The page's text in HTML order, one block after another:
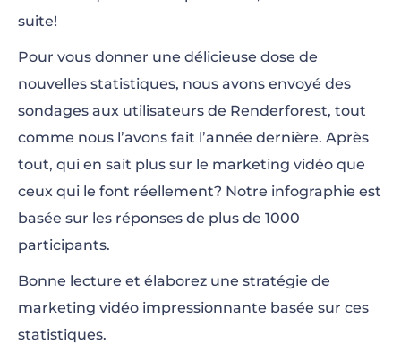
suite!
Pour vous donner une délicieuse dose de
nouvelles statistiques, nous avons envoyé des
sondages aux utilisateurs de Renderforest, tout
comme nous l’avons fait l’année dernière. Après
tout, qui en sait plus sur le marketing vidéo que
ceux qui le font réellement? Notre infographie est
basée sur les réponses de plus de 1000
participants.
Bonne lecture et élaborez une stratégie de
marketing vidéo impressionnante basée sur ces
statistiques.